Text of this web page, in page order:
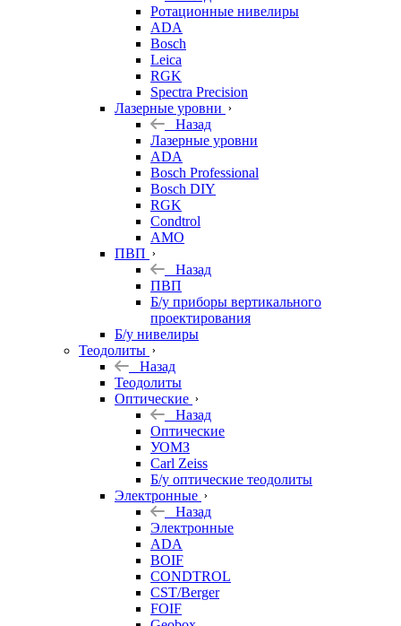
Ротационные нивелиры
ADA
Bosch
Leica
RGK
Spectra Precision
Лазерные уровни
Назад
Лазерные уровни
ADA
Bosch Professional
Bosch DIY
RGK
Condtrol
AMO
ПВП
Назад
ПВП
Б/у приборы вертикального
проектирования
Б/у нивелиры
Теодолиты
Назад
Теодолиты
Оптические
Назад
Оптические
УОМЗ
Carl Zeiss
Б/у оптические теодолиты
Электронные
Назад
Электронные
ADA
BOIF
CONDTROL
CST/Berger
FOIF